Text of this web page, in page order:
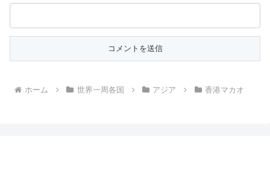
ホーム 世界一周各国 アジア 香港マカオ